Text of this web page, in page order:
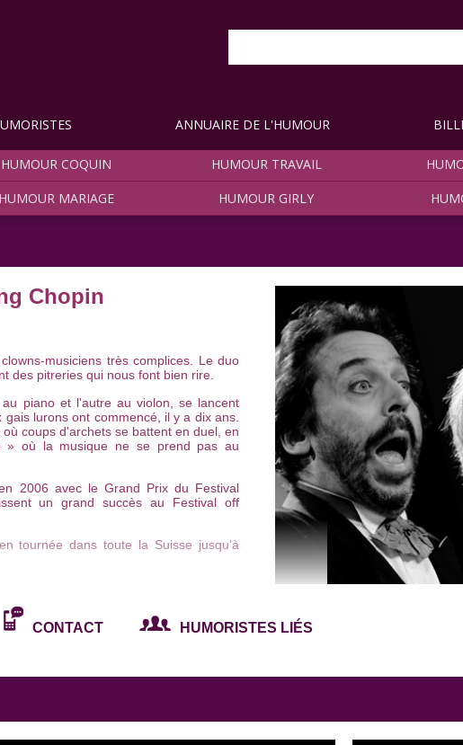
HUMOUR COQUIN HUMOUR TRAVAIL
HUMOUR MARIAGE HUMOUR GIRLY
ANNUAIRE DE L'HUMOUR
Chopin
musiciens très complices. Le duo
des pitreries qui nous font bien rire.
piano et l'autre au violon, se lancent
lurons ont commencé, il y a dix ans.
coups d'archets se battent en duel, en
» où la musique ne se prend pas au
2006 avec le Grand Prix du Festival
un grand succès au Festival off
tournée dans toute la Suisse jusqu’à
CONTACT HUMORISTES LIÉS